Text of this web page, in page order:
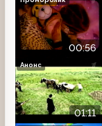
00:56
01:11
Анонс